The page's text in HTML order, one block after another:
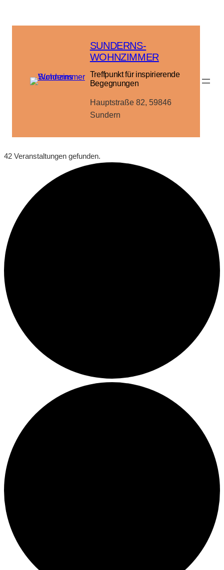
SUNDERNS-
WOHNZIMMER
Treffpunkt für inspirierende
Begegnungen
Hauptstraße 82, 59846
Sundern
42 Veranstaltungen gefunden.